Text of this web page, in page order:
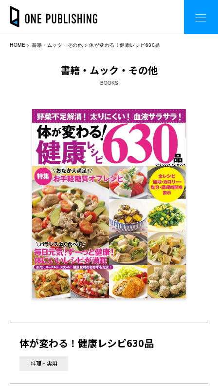
HOME 書籍・ムック・その他 体が変わる！健康レシピ630品
書籍・ムック・その他
BOOKS
体が変わる！健康レシピ630品
料理・実用